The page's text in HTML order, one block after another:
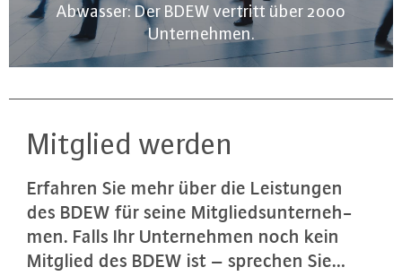
Abwasser: Der BDEW vertritt über 2000
Unternehmen.
Mitglied werden
Erfahren Sie mehr über die Leis­tun­gen
des BDEW für seine Mit­glieds­un­ter­neh­
men. Falls Ihr Un­ter­neh­men noch kein
Mitglied des BDEW ist – sprechen Sie…